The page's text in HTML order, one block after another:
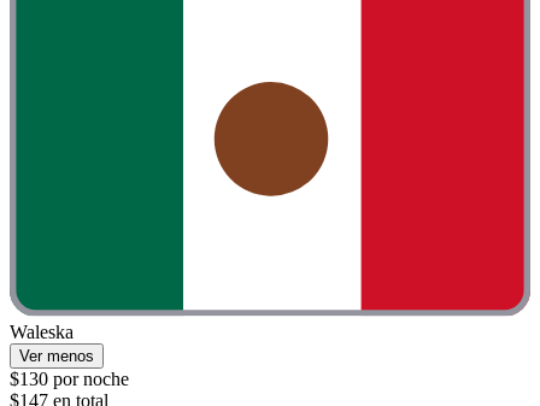
Waleska
Ver menos
$130 por noche
$147 en total